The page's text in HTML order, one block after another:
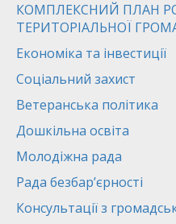
КОМПЛЕКСНИЙ ПЛАН
ТЕРИТОРІАЛЬНОЇ
Економіка та інвестиції
Соціальний захист
Ветеранська політика
Дошкільна освіта
Молодіжна рада
Рада безбар’єрності
Консультації з